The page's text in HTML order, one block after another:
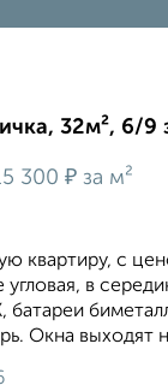
32м², 6/9
300 ₽ за м²
квартиру, c
угловая, в
Окна выходят